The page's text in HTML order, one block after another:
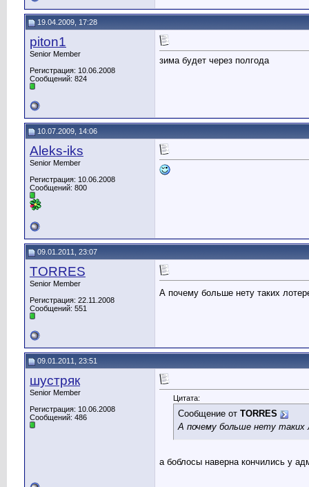
19.04.2009, 17:28
piton1
Senior Member
Регистрация: 10.06.2008
Сообщений: 824
зима будет через полгода
10.07.2009, 14:06
Aleks-iks
Senior Member
Регистрация: 10.06.2008
Сообщений: 800
09.01.2011, 23:07
TORRES
Senior Member
Регистрация: 22.11.2008
Сообщений: 551
А почему больше нету таких
09.01.2011, 23:51
шустряк
Senior Member
Регистрация: 10.06.2008
Сообщений: 486
Цитата:
Сообщение от TORRES
А почему больше нету таких
а боблосы наверна кончились у